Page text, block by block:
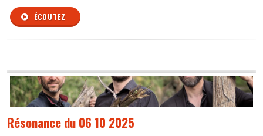
ÉCOUTEZ
Résonance du 06 10 2025